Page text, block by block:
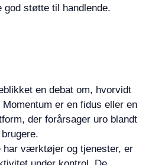
god støtte til handlende.
en debat om, hvorvidt
Momentum er en fidus eller en
der forårsager uro blandt
har værktøjer og tjenester, er